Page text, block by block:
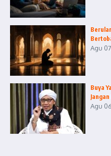
Agu
Buya
Agu